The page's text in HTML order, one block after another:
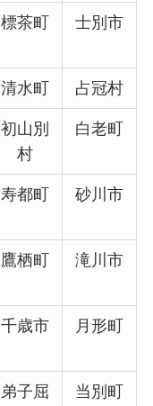
標茶町 士別市
清水町 占冠村
初山別
村
白老町
寿都町 砂川市
鷹栖町 滝川市
千歳市 月形町
弟子屈
当別町